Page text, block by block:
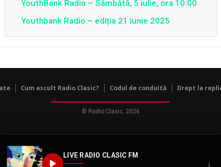
LIVE RADIO CLASIC FM
↓
YouthBank Radio – Sâmbătă, 5 iulie, ora 10:00
Youthbank Radio – ediția 21 iunie 2025
Cum ascult Radio Clasic? Codul de conduită Drept la
© Radio Clasic, 2026